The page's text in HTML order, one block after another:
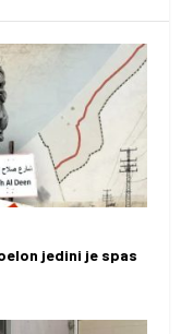
jedini je spas